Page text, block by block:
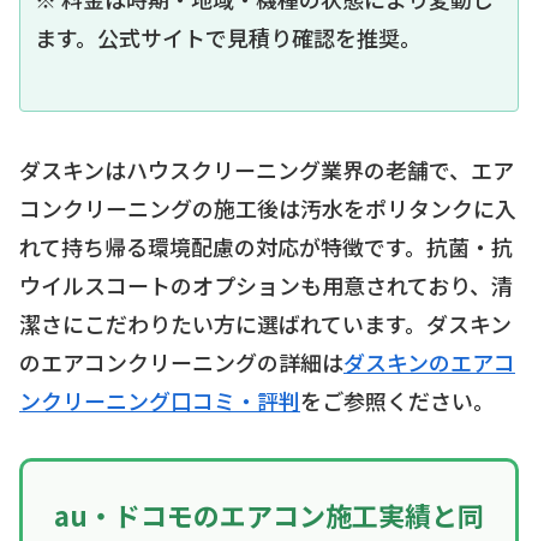
ます。公式サイトで見積り確認を推奨。
ダスキンはハウスクリーニング業界の老舗で、エア
コンクリーニングの施工後は汚水をポリタンクに入
れて持ち帰る環境配慮の対応が特徴です。抗菌・抗
ウイルスコートのオプションも用意されており、清
潔さにこだわりたい方に選ばれています。ダスキン
のエアコンクリーニングの詳細はダスキンのエアコ
ンクリーニング口コミ・評判をご参照ください。
au・ドコモのエアコン施工実績と同